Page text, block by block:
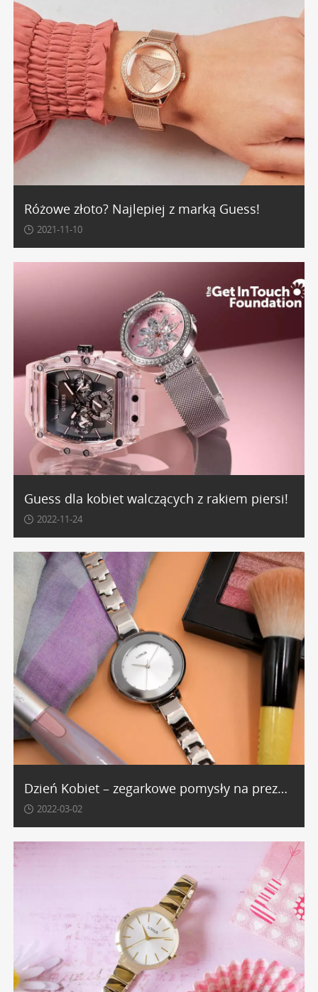
Różowe złoto? Najlepiej z marką Guess!
2021-11-10
Guess dla kobiet walczących z rakiem piersi!
2022-11-24
Dzień Kobiet – zegarkowe pomysły na prezent
2022-03-02